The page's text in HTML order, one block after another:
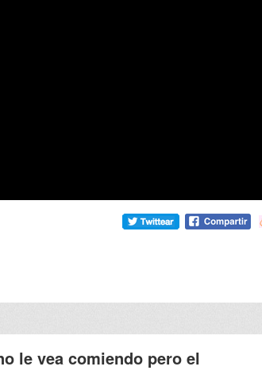
le vea comiendo pero el